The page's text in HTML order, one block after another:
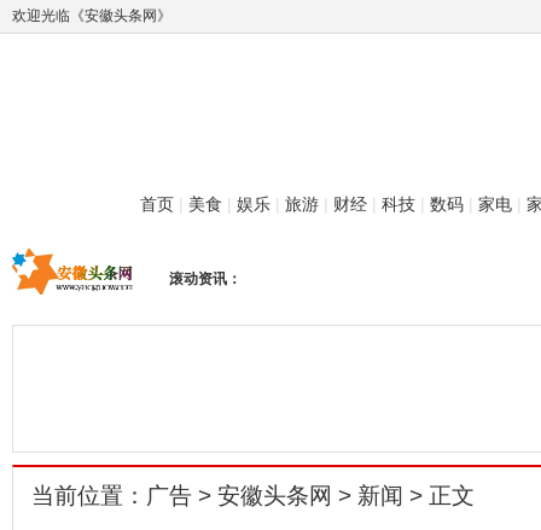
欢迎光临《安徽头条网》
首页 | 美食 | 娱乐 | 旅游 | 财经 | 科技 | 数码 | 家电 |
滚动资讯：
当前位置： 广告 > 安徽头条网 > 新闻 > 正文